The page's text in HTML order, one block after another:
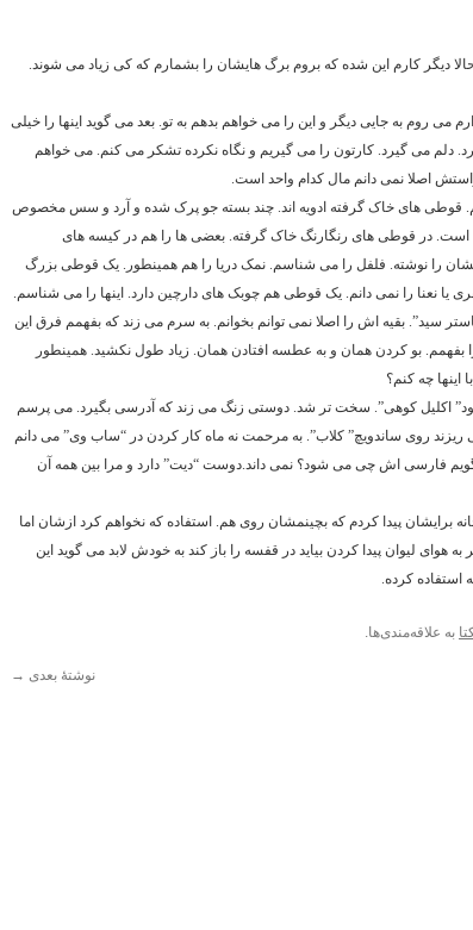
دیگر کارم این شده که بروم برگ هایشان را بشمارم که کی زیاد می شوند.
می روم به جایی دیگر و این را می خواهم بدهم به تو. بعد می گوید اینها را خیلی
دلم می گیرد. کارتون را می گیریم و نگاه نکرده تشکر می کنم. می خواهم
اصلا نمی دانم مال کدام واحد است.
قوطی های خاک گرفته ادویه اند. چند بسته جو پرک شده و آرد و سس مخصوص
در قوطی های رنگارنگ خاک گرفته. بعضی ها را هم در کیسه های
را نوشته. فلفل را می شناسم. نمک دریا را هم همینطور. یک قوطی بزرگ
را نمی دانم. یک قوطی هم چوبک های دارچین دارد. اینها را می شناسم.
سید”. بقیه اش را اصلا نمی توانم بخوانم. به سرم می زند که بفهمم فرق این
بفهمم. بو کردن همان و به عطسه افتادن همان. زیاد طول نکشید. همینطور
چه کنم؟
اکلیل کوهی”. سخت تر شد. دوستی زنگ می زند که آدرسی بگیرد. می پرسم
روی ساندویچ” کلاب”. به مرحمت نه ماه کار کردن در “ساب وی” می دانم
فارسی اش چی می شود؟ نمی داند.دوست “دیت” دارد و مرا بین همه آن
پیدا کردم که بچینمشان روی هم. استفاده که نخواهم کرد ازشان اما
هوای لیوان پیدا کردن بیاید در قفسه را باز کند به خودش لابد می گوید این
کرده.
به علاقه‌مندی‌ها.
نوشتهٔ بعدی →